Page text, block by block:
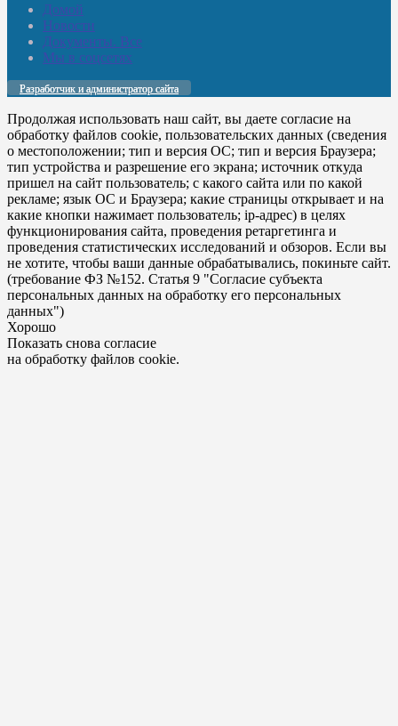
Домой
Новости
Документы. Все
Мы в соцсетях
Разработчик и администратор сайта
Продолжая использовать наш сайт, вы даете согласие на
обработку файлов cookie, пользовательских данных (сведения
о местоположении; тип и версия ОС; тип и версия Браузера;
тип устройства и разрешение его экрана; источник откуда
пришел на сайт пользователь; с какого сайта или по какой
рекламе; язык ОС и Браузера; какие страницы открывает и на
какие кнопки нажимает пользователь; ip-адрес) в целях
функционирования сайта, проведения ретаргетинга и
проведения статистических исследований и обзоров. Если вы
не хотите, чтобы ваши данные обрабатывались, покиньте сайт.
(требование ФЗ №152. Статья 9 "Согласие субъекта
персональных данных на обработку его персональных
данных")
Хорошо
Показать снова согласие
на обработку файлов cookie.